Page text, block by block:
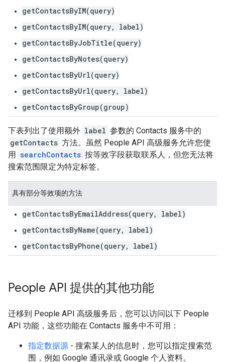
getContactsByIM(query)
getContactsByIM(query, label)
getContactsByJobTitle(query)
getContactsByNotes(query)
getContactsByUrl(query)
getContactsByUrl(query, label)
getContactsByGroup(group)
下表列出了使用额外 label 参数的 Contacts 服务中的
getContacts 方法。虽然 People API 高级服务允许您使
用 searchContacts 按等效字段获取联系人，但您无法将
搜索范围限定为特定标签。
具有部分等效项的方法
getContactsByEmailAddress(query, label)
getContactsByName(query, label)
getContactsByPhone(query, label)
People API 提供的其他功能
迁移到 People API 高级服务后，您可以访问以下 People
API 功能，这些功能在 Contacts 服务中不可用：
指定数据源 - 搜索某人的信息时，您可以指定搜索范
围，例如 Google 通讯录或 Google 个人资料。